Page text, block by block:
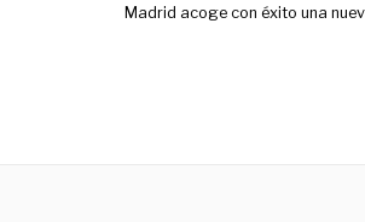
Madrid acoge con éxito una